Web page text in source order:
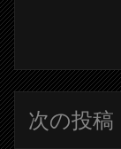
次の投稿